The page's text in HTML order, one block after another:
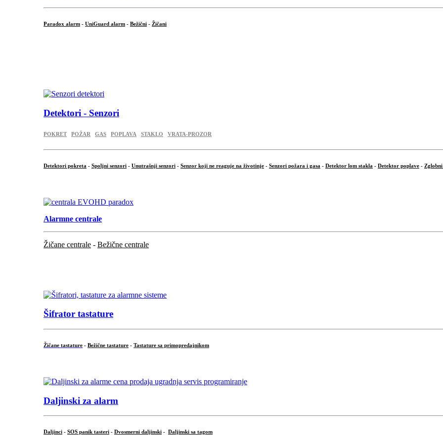
Paradox alarm - UniGuard alarm - Bežični - Žičani
Detektori - Senzori
POKRET POŽAR GAS POPLAVA STAKLO VRATA-PROZOR
Detektori pokreta - Spoljni senzori - Unutrašnji senzori - Senzor koji ne reaguje na životinje - Senzori požara i gasa - Detektor lom stakla - Detektor poplave - Zglobni
Alarmne centrale
Žičane centrale - Bežične centrale
Šifrator tastature
Žičane tastature - Bežične tastature - Tastature sa primopredajnikom
Daljinski za alarm
Daljinci - SOS panik tasteri - Dvosmerni daljinski - Daljinski sa tagom